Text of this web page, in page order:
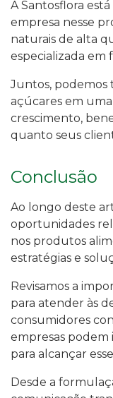
A Santosflora
empresa nesse
naturais de alta
especializada em
Juntos, podemos
açúcares em
crescimento,
quanto seus
Conclusão
Ao longo deste
oportunidades
nos produtos
estratégias e
Revisamos a
para atender às
consumidores
empresas
para alcançar
Desde a